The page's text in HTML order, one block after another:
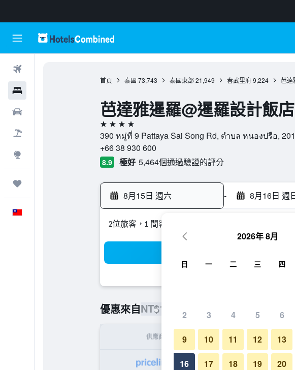
首頁 泰國 73,743 泰國東部 21,949 春武里府 9,224 芭達
芭達雅暹羅@暹羅設計飯店
4星級
390 หมู่ที่ 9 Pattaya Sai Song Rd, ตำบล หนองปรือ,
+66 38 930 600
8.9 極好 5,464個通過驗證的評分
8月15日 週六 - 8月16日 週
2位旅客，1 間客房
優惠來自NT$1,244
供應商 每晚總額
NT$1,244
2026年 8月
日 一 二 三 四
2 3 4 5 6
9 10 11 12 13
16 17 18 19 20